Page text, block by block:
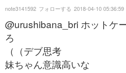
@urushibana_bri ホットケ
ろ
（（デブ思考
妹ちゃん意識高いな
note3141592 フォローする 2018-04-10 05:36:59